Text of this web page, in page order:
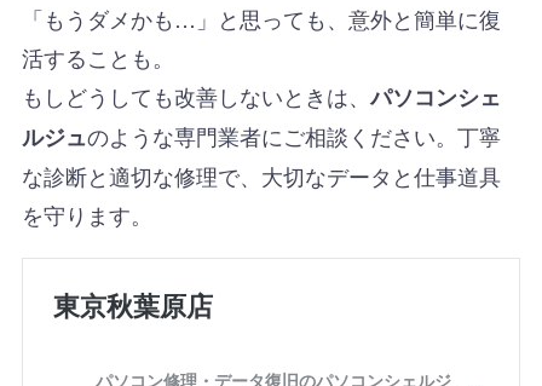
「もうダメかも…」と思っても、意外と簡単に復
活することも。
もしどうしても改善しないときは、パソコンシェ
ルジュのような専門業者にご相談ください。丁寧
な診断と適切な修理で、大切なデータと仕事道具
を守ります。